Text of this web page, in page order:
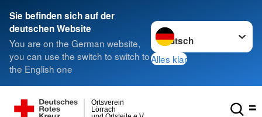
Sie befinden sich auf der
deutschen Website
You are on the German website,
you can use the switch to switch to
the English one
Sprache wechseln zu
Alles klar
Lörrach
Ortsverein